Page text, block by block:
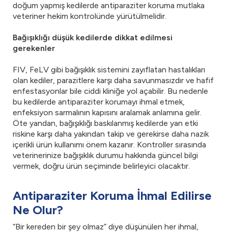
doğum yapmış kedilerde antiparaziter koruma mutlaka
veteriner hekim kontrolünde yürütülmelidir.
Bağışıklığı düşük kedilerde dikkat edilmesi
gerekenler
FIV, FeLV gibi bağışıklık sistemini zayıflatan hastalıkları
olan kediler, parazitlere karşı daha savunmasızdır ve hafif
enfestasyonlar bile ciddi kliniğe yol açabilir. Bu nedenle
bu kedilerde antiparaziter korumayı ihmal etmek,
enfeksiyon sarmalının kapısını aralamak anlamına gelir.
Öte yandan, bağışıklığı baskılanmış kedilerde yan etki
riskine karşı daha yakından takip ve gerekirse daha nazik
içerikli ürün kullanımı önem kazanır. Kontroller sırasında
veterinerinize bağışıklık durumu hakkında güncel bilgi
vermek, doğru ürün seçiminde belirleyici olacaktır.
Antiparaziter Koruma İhmal Edilirse
Ne Olur?
“Bir kereden bir şey olmaz” diye düşünülen her ihmal,